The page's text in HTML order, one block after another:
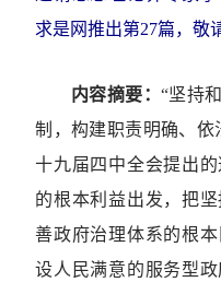
求是网推出第27篇，敬
内容摘要： “坚持
制，构建职责明确、依
十九届四中全会提出
的根本利益出发，把
善政府治理体系的根
设人民满意的服务型